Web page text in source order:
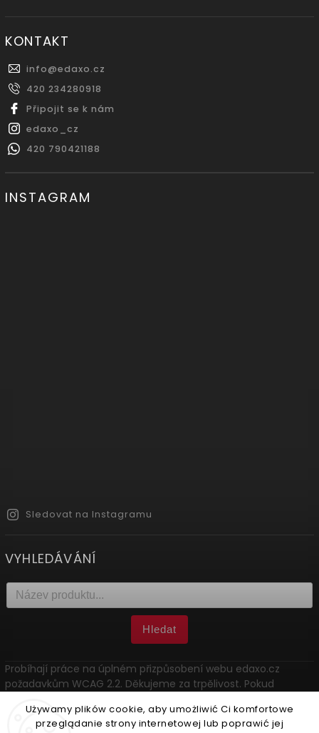
Używamy plików cookie, aby umożliwić Ci komfortowe
przeglądanie strony internetowej lub poprawić jej
KONTAKT
info@edaxo.cz
420 234280918
Připojit se k nám
edaxo_cz
420 790421188
INSTAGRAM
Sledovat na Instagramu
VYHLEDÁVÁNÍ
Hledat
Probíhají práce na úplném přizpůsobení webu edaxo.cz
požadavkům WCAG 2.2. Děkujeme za trpělivost. Pokud